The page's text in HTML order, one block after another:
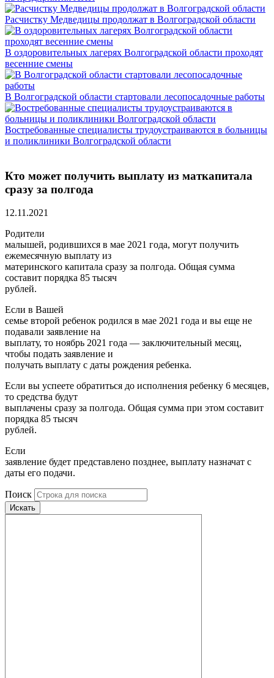
Расчистку Медведицы продолжат в Волгоградской области
В оздоровительных лагерях Волгоградской области проходят
весенние смены
В Волгоградской области стартовали лесопосадочные работы
Востребованные специалисты трудоустраиваются в больницы
и поликлиники Волгоградской области
Кто может получить выплату из маткапитала
сразу за полгода
12.11.2021
Родители
малышей, родившихся в мае 2021 года, могут получить
ежемесячную выплату из
материнского капитала сразу за полгода. Общая сумма
составит порядка 85 тысяч
рублей.
Если в Вашей
семье второй ребенок родился в мае 2021 года и вы еще не
подавали заявление на
выплату, то ноябрь 2021 года — заключительный месяц,
чтобы подать заявление и
получать выплату с даты рождения ребенка.
Если вы успеете обратиться до исполнения ребенку 6 месяцев,
то средства будут
выплачены сразу за полгода. Общая сумма при этом составит
порядка 85 тысяч
рублей.
Если
заявление будет представлено позднее, выплату назначат с
даты его подачи.
Поиск
Искать